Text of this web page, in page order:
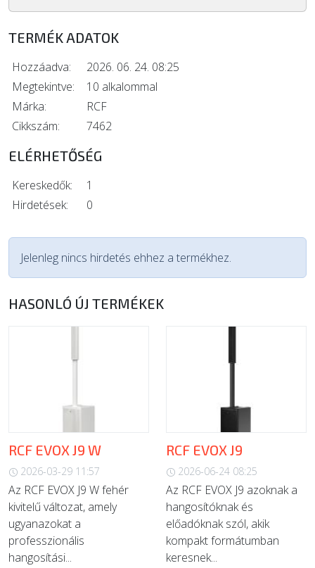
TERMÉK ADATOK
Hozzáadva:
2026. 06. 24. 08:25
Megtekintve:
10 alkalommal
Márka:
RCF
Cikkszám:
7462
ELÉRHETŐSÉG
Kereskedők:
1
Hirdetések:
0
Jelenleg nincs hirdetés ehhez a termékhez.
HASONLÓ ÚJ TERMÉKEK
RCF EVOX J9 W
2026-03-29 11:57
Az RCF EVOX J9 W fehér
kivitelű változat, amely
ugyanazokat a
professzionális
hangosítási...
RCF EVOX J9
2026-06-24 08:25
Az RCF EVOX J9 azoknak a
hangosítóknak és
előadóknak szól, akik
kompakt formátumban
keresnek...